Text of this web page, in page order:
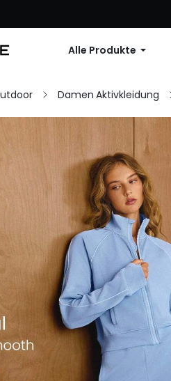
Alle Produkte
Damen Aktivkleidung